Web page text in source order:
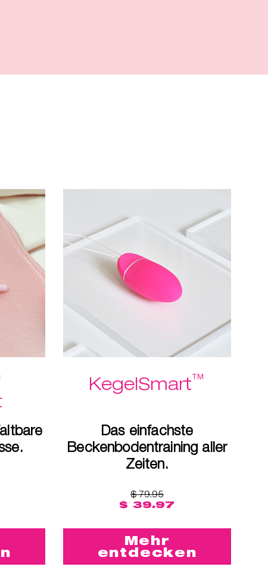
KegelSmart™
Das einfachste
Beckenbodentraining aller
Zeiten.
$ 79.95
$ 39.97
Mehr
entdecken